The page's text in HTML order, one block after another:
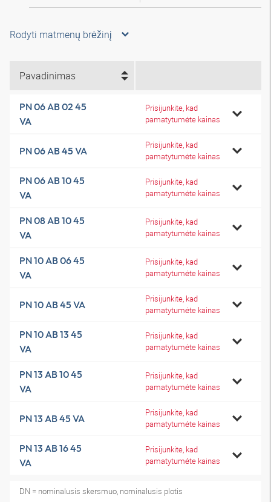
Rodyti matmenų brėžinį
Pavadinimas
PN 06 AB 02 45
VA
Prisijunkite, kad
pamatytumėte kainas
PN 06 AB 45 VA
Prisijunkite, kad
pamatytumėte kainas
PN 06 AB 10 45
VA
Prisijunkite, kad
pamatytumėte kainas
PN 08 AB 10 45
VA
Prisijunkite, kad
pamatytumėte kainas
PN 10 AB 06 45
VA
Prisijunkite, kad
pamatytumėte kainas
PN 10 AB 45 VA
Prisijunkite, kad
pamatytumėte kainas
PN 10 AB 13 45
VA
Prisijunkite, kad
pamatytumėte kainas
PN 13 AB 10 45
VA
Prisijunkite, kad
pamatytumėte kainas
PN 13 AB 45 VA
Prisijunkite, kad
pamatytumėte kainas
PN 13 AB 16 45
VA
Prisijunkite, kad
pamatytumėte kainas
DN = nominalusis skersmuo, nominalusis plotis